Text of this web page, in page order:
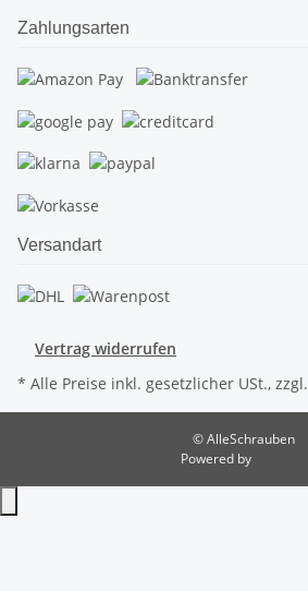
Zahlungsarten
Versandart
Vertrag widerrufen
* Alle Preise inkl. gesetzlicher USt., zzgl.
© AlleSchrauben
Powered by